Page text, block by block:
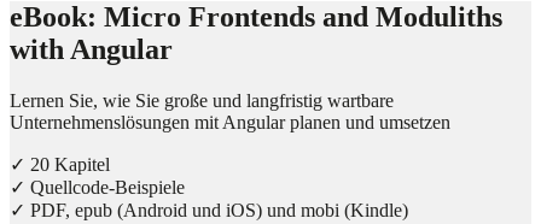
eBook: Micro Frontends and Moduliths
with Angular
Lernen Sie, wie Sie große und langfristig wartbare
Unternehmenslösungen mit Angular planen und umsetzen
✓ 20 Kapitel
✓ Quellcode-Beispiele
✓ PDF, epub (Android und iOS) und mobi (Kindle)